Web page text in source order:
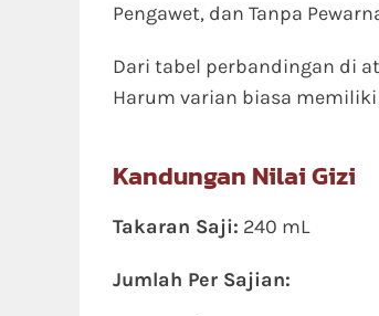
Pengawet, dan Tanpa
Dari tabel perbandingan di
Harum varian biasa
Kandungan Nilai Gizi
Takaran Saji: 240 mL
Jumlah Per Sajian: